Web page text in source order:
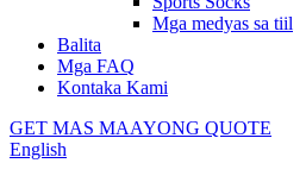
Mga medyas sa tiil
Balita
Mga FAQ
Kontaka Kami
GET MAS MAAYONG QUOTE
English